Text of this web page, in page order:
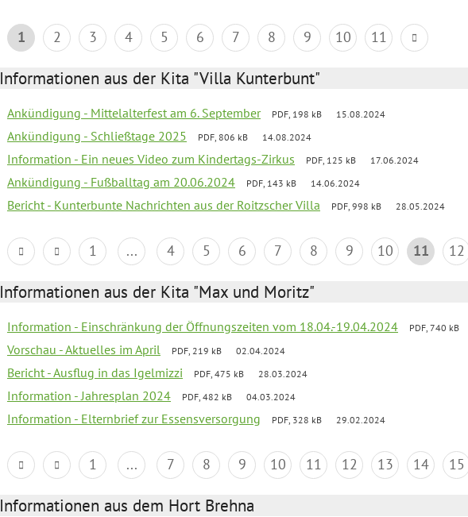
1 2 3 4 5 6 7 8 9 10 11
Informationen aus der Kita "Villa Kunterbunt"
Ankündigung - Mittelalterfest am 6. September PDF, 198 kB 15.08.2024
Ankündigung - Schließtage 2025 PDF, 806 kB 14.08.2024
Information - Ein neues Video zum Kindertags-Zirkus PDF, 125 kB 17.06.2024
Ankündigung - Fußballtag am 20.06.2024 PDF, 143 kB 14.06.2024
Bericht - Kunterbunte Nachrichten aus der Roitzscher Villa PDF, 998 kB 28.05.2024
1 ... 4 5 6 7 8 9 10 11 12
Informationen aus der Kita "Max und Moritz"
Information - Einschränkung der Öffnungszeiten vom 18.04.-19.04.2024 PDF, 740 kB
Vorschau - Aktuelles im April PDF, 219 kB 02.04.2024
Bericht - Ausflug in das Igelmizzi PDF, 475 kB 28.03.2024
Information - Jahresplan 2024 PDF, 482 kB 04.03.2024
Information - Elternbrief zur Essensversorgung PDF, 328 kB 29.02.2024
1 ... 7 8 9 10 11 12 13 14 15
Informationen aus dem Hort Brehna